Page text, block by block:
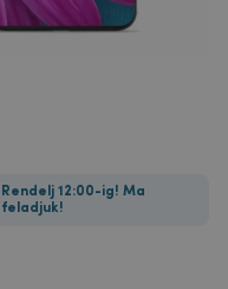
Rendelj 12:00-ig! Ma
feladjuk!